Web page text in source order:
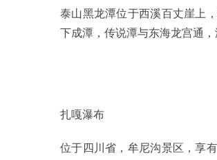
泰山黑龙潭位于西溪百丈崖上
下成潭，传说潭与东海龙宫通，
扎嘎瀑布
位于四川省，牟尼沟景区，享